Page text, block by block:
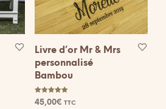
page
produit
Livre d’or Mr & Mrs
personnalisé
Bambou
Note
5.00
45,00€ TTC